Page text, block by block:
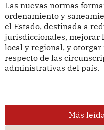
Las nuevas normas
ordenamiento y
el Estado, destinada a
jurisdiccionales, mejorar
local y regional, y
respecto de las
administrativas del país.
Más